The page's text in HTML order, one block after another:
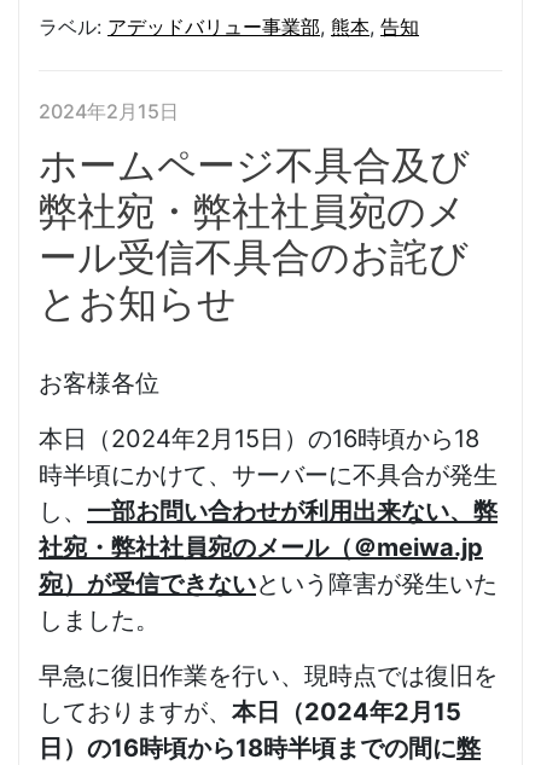
ラベル: アデッドバリュー事業部, 熊本, 告知
2024年2月15日
ホームページ不具合及び
弊社宛・弊社社員宛のメ
ール受信不具合のお詫び
とお知らせ
お客様各位
本日（2024年2月15日）の16時頃から18
時半頃にかけて、サーバーに不具合が発生
し、 一部お問い合わせが利用出来ない、弊
社宛・弊社社員宛のメール（＠meiwa.jp
宛）が受信できないという障害が発生いた
しました。
早急に復旧作業を行い、現時点では復旧を
しておりますが、 本日（2024年2月15
日）の16時頃から18時半頃までの間に弊